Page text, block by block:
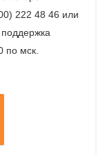
222 48 46 или
поддержка
по мск.